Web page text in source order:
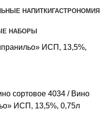
НАПИТКИГАСТРОНОМИЯ
НАБОРЫ
сортовое 4034
Вино
ИСП, 13,5%, 0,75л